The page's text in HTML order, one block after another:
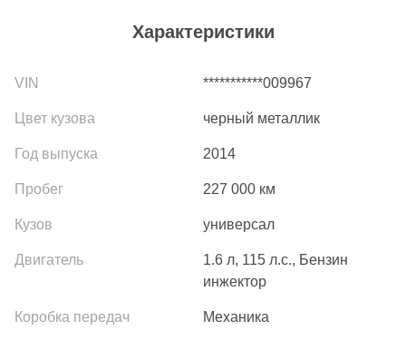
Характеристики
***********009967
черный металлик
2014
227 000 км
универсал
1.6 л, 115 л.с., Бензин
инжектор
Механика